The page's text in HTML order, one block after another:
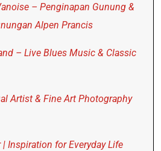
– Penginapan Gunung &
Alpen Prancis
– Live Blues Music & Classic
Artist & Fine Art Photography
Inspiration for Everyday Life